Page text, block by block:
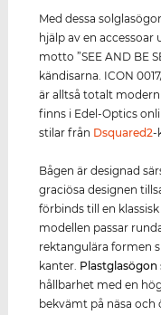
Med dessa
hjälp av en accessoar
motto ”SEE AND BE
kändisarna. ICON
är alltså totalt modern
finns i Edel-Optics
stilar från Dsquared2-
Bågen är designad
graciösa designen
förbinds till en
modellen passar
rektangulära formen
kanter. Plastglasögon
hållbarhet med en
bekvämt på näsa och